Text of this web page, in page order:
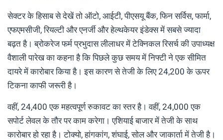
सेक्टर के हिसाब से देखें तो ऑटो, आईटी, पीएसयू बैंक, फिन सर्विस, फार्मा,
एफएमसीजी, रियल्टी और एनर्जी और हेल्थकेयर इंडेक्स में सबसे ज्यादा
बढ़त है। ब्रोकरेज फर्म प्रभुदास लीलाधर में टेक्निकल रिसर्च की उपाध्यक्ष
वैशाली पारेख का कहना है कि पिछले कुछ समय में निफ्टी ने एक सीमित
दायरे में कारोबार किया है। इस कारण से तेजी के लिए 24,200 के ऊपर
टिकना काफी जरूरी है।
वहीं, 24,400 एक महत्वपूर्ण रुकावट का स्तर है। वहीं, 24,000 एक
सपोर्ट लेवल के तौर पर काम करेगा। एशियाई बाजार में तेजी के साथ
कारोबार हो रहा है। टोक्यो, हांगकांग, शंघाई, सोल और जाकार्ता में तेजी है।